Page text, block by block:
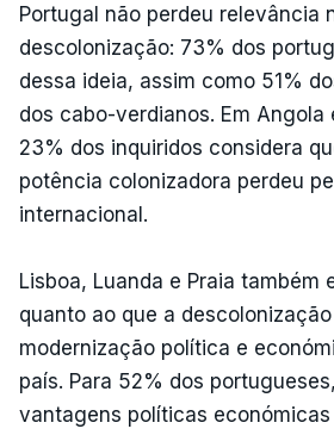
Portugal não perdeu relevância
descolonização: 73% dos
dessa ideia, assim como 51%
dos cabo-verdianos. Em Angola
23% dos inquiridos considera
potência colonizadora perdeu
internacional.
Lisboa, Luanda e Praia também
quanto ao que a
modernização política e
país. Para 52% dos
vantagens políticas económicas